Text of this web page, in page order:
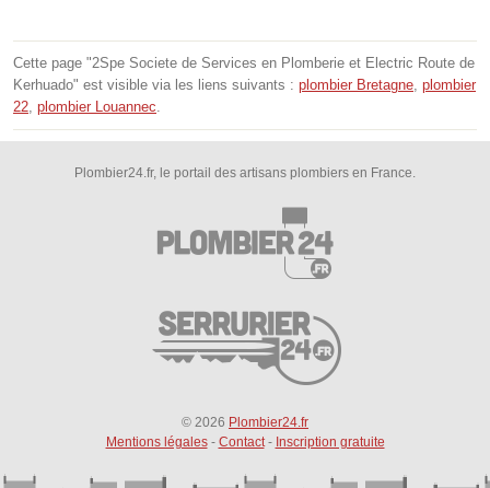
Cette page "2Spe Societe de Services en Plomberie et Electric Route de
Kerhuado" est visible via les liens suivants : plombier Bretagne plombier
22 plombier Louannec
Plombier24.fr, le portail des artisans plombiers en France.
© 2026 Plombier24.fr
Mentions légales- Contact- Inscription gratuite